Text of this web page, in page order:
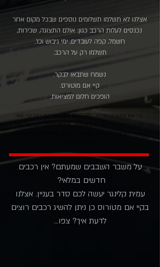
אצלנו לא תשלמו תשלומים נוספים שבכל מקום אחר
נכנסים לעלות הרכב כגון: אולם התצוגה, שכירות,
חשמל, קפה לעובדים, ימי גיבוש וכו'.
תשלמו רק על הרכב.
נשמח שתבאו לבקר.
קיי אם מוטורס.
הופכים חלום למציאות.
קיי אם מוטורס חדרה , KM MOTORS , סוכנות רכב קיי אם
סוכנות רכב בחדרה, רכב מסחרי, רכבים מסחריים בחדרה, רכב
על משבר השבבים שמעתם? אין רכבים
חדשים במלאי?
עמית קלינגר יעשה לכם סדר בעניין. אצלנו
בקיי אם מטורוס כן ניתן להשיג רכבים רוצים
לדעת איך? צפו...